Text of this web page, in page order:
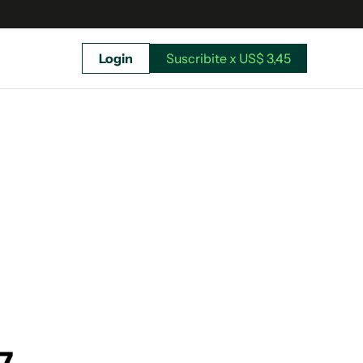
Login Suscribite x US$ 3,45